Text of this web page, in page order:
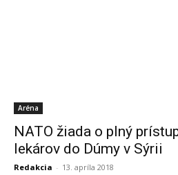
Aréna
NATO žiada o plný
lekárov do Dúmy v Sýrii
Redakcia - 13. apríla 2018